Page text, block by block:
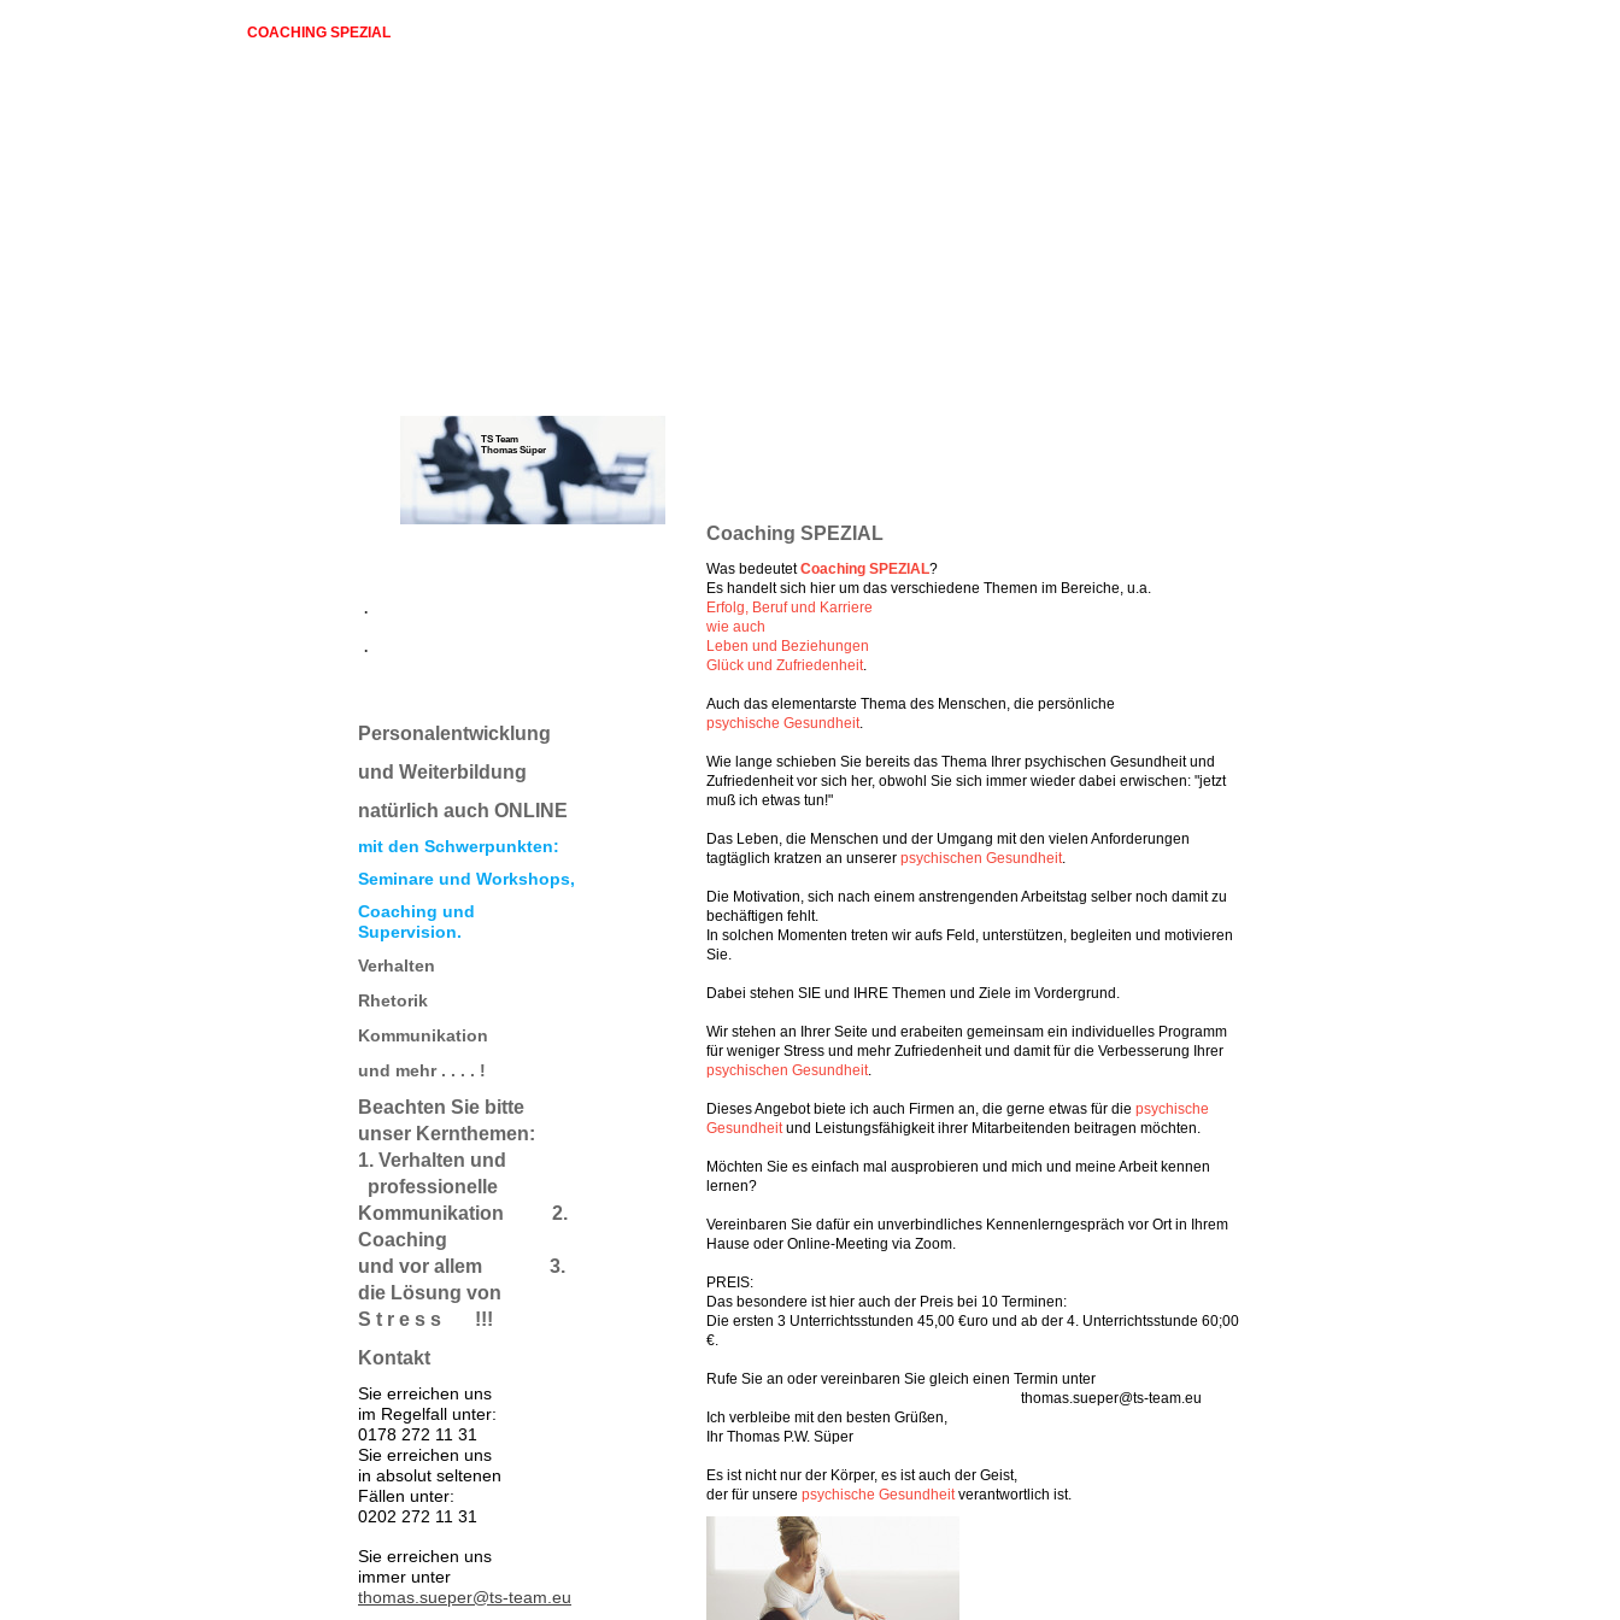
COACHING SPEZIAL
TS Team
Thomas Süper
.
.
Personalentwicklung
und Weiterbildung
natürlich auch ONLINE
mit den Schwerpunkten:
Seminare und Workshops,
Coaching und
Supervision.
Verhalten
Rhetorik
Kommunikation
und mehr . . . . !
Beachten Sie bitte
unser Kernthemen:
1. Verhalten und
professionelle
Kommunikation 2.
Coaching
und vor allem 3.
die Lösung von
S t r e s s !!!
Kontakt
Sie erreichen uns
im Regelfall unter:
0178 272 11 31
Sie erreichen uns
in absolut seltenen
Fällen unter:
0202 272 11 31
Sie erreichen uns
immer unter
thomas.sueper@ts-team.eu
Coaching SPEZIAL
Was bedeutetCoaching SPEZIAL?
Es handelt sich hier um das verschiedene Themen im Bereiche, u.a.
Erfolg, Beruf und Karriere
wie auch
Leben und Beziehungen
Glück und Zufriedenheit.
Auch das elementarste Thema des Menschen, die persönliche
psychische Gesundheit.
Wie lange schieben Sie bereits das Thema Ihrer psychischen Gesundheit und
Zufriedenheitvor sich her, obwohl Sie sich immer wieder dabei erwischen: "jetzt
muß ich etwas tun!"
Das Leben, die Menschen und der Umgang mit den vielen Anforderungen
tagtäglich kratzen an unserer psychischen Gesundheit.
Die Motivation, sich nach einem anstrengenden Arbeitstag selber noch damit zu
bechäftigen fehlt.
In solchen Momenten treten wir aufs Feld, unterstützen, begleiten und motivieren
Sie.
Dabei stehen SIE und IHRE Themen und Ziele im Vordergrund.
Wir stehen an Ihrer Seite und erabeiten gemeinsam ein individuelles Programm
für weniger Stress und mehr Zufriedenheit und damit für die Verbesserung Ihrer
psychischen Gesundheit.
Dieses Angebot biete ich auch Firmen an, die gerne etwas für die psychische
Gesundheitund Leistungsfähigkeit ihrer Mitarbeitenden beitragen möchten.
Möchten Sie es einfach mal ausprobieren und mich und meine Arbeit kennen
lernen?
Vereinbaren Sie dafür ein unverbindliches Kennenlerngespräch vor Ort in Ihrem
Hause oder Online-Meeting via Zoom.
PREIS:
Das besondere ist hier auch der Preis bei 10 Terminen:
Die ersten 3 Unterrichtsstunden 45,00 €uro und ab der 4. Unterrichtsstunde 60;00
€.
Rufe Sie an oder vereinbaren Sie gleich einen Termin unter
thomas.sueper@ts-team.eu
Ich verbleibe mit den besten Grüßen,
Ihr Thomas P.W. Süper
Es ist nicht nur der Körper, es ist auch der Geist,
der für unsere psychische Gesundheitverantwortlich ist.